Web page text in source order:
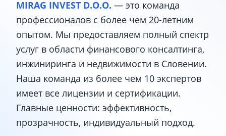
MIRAG INVEST D.O.O. — это команда
профессионалов с более чем 20-летним
опытом. Мы предоставляем полный спектр
услуг в области финансового консалтинга,
инжиниринга и недвижимости в Словении.
Наша команда из более чем 10 экспертов
имеет все лицензии и сертификации.
Главные ценности: эффективность,
прозрачность, индивидуальный подход.